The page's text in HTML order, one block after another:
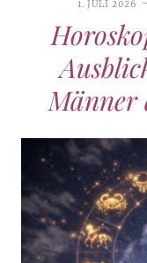
1. JULI 2026
Männer